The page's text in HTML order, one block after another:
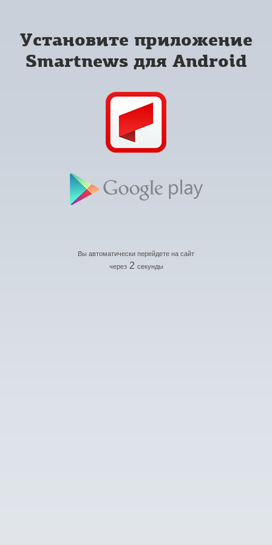
Установите приложение
Smartnews для Android
Вы автоматически перейдете на сайт
через 2 секунды